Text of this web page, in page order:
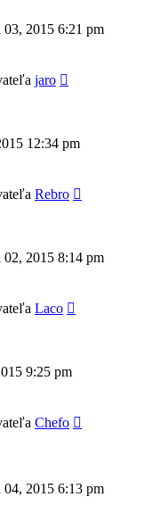
03, 2015 6:21 pm
jaro
12:34 pm
Rebro
02, 2015 8:14 pm
Laco
9:25 pm
Chefo
04, 2015 6:13 pm